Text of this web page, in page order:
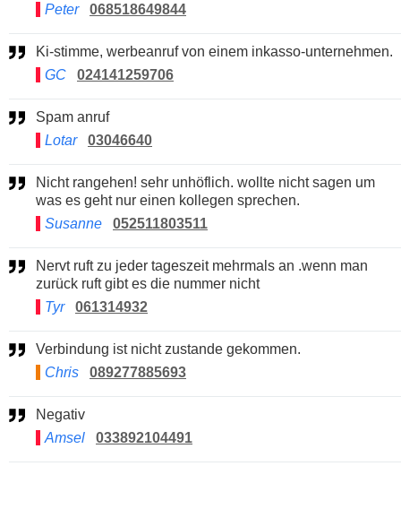
Peter
068518649844
Ki-stimme, werbeanruf von einem inkasso-unternehmen.
GC
024141259706
Spam anruf
Lotar
03046640
Nicht rangehen! sehr unhöflich. wollte nicht sagen um
was es geht nur einen kollegen sprechen.
Susanne
052511803511
Nervt ruft zu jeder tageszeit mehrmals an .wenn man
zurück ruft gibt es die nummer nicht
Tyr
061314932
Verbindung ist nicht zustande gekommen.
Chris
089277885693
Negativ
Amsel
033892104491